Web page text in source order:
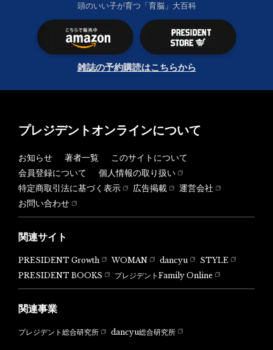
頭のいい子が育つ「育脳」大百科
雑誌の予約購読はこちらから
プレジデントオンラインについて
お知らせ 著者一覧
このサイトについて
会員登録について
個人情報の取り扱い
特定商取引法に基づく表示
広告掲載
運営会社
お問い合わせ
関連サイト
PRESIDENT Growth WOMAN dancyu
STYLE
PRESIDENT BOOKS
プレジデントFamily Online
関連事業
プレジデント総合研究所 dancyu総合研究所